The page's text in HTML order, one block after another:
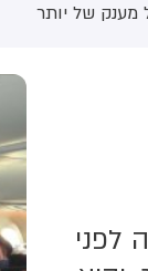
שאי אפשר
לפני